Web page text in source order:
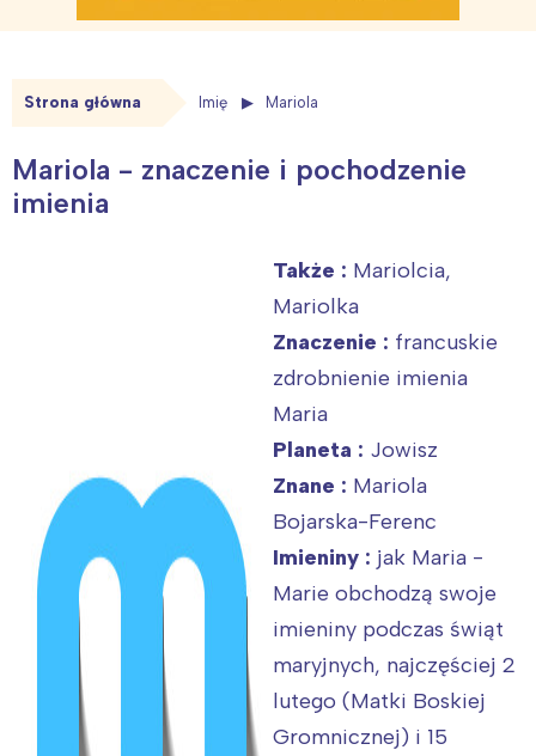
Strona główna Imię Mariola
Mariola - znaczenie i pochodzenie
imienia
Także : Mariolcia,
Mariolka
Znaczenie : francuskie
zdrobnienie imienia
Maria
Planeta : Jowisz
Znane : Mariola
Bojarska-Ferenc
Imieniny : jak Maria -
Marie obchodzą swoje
imieniny podczas świąt
maryjnych, najczęściej 2
lutego (Matki Boskiej
Gromnicznej) i 15